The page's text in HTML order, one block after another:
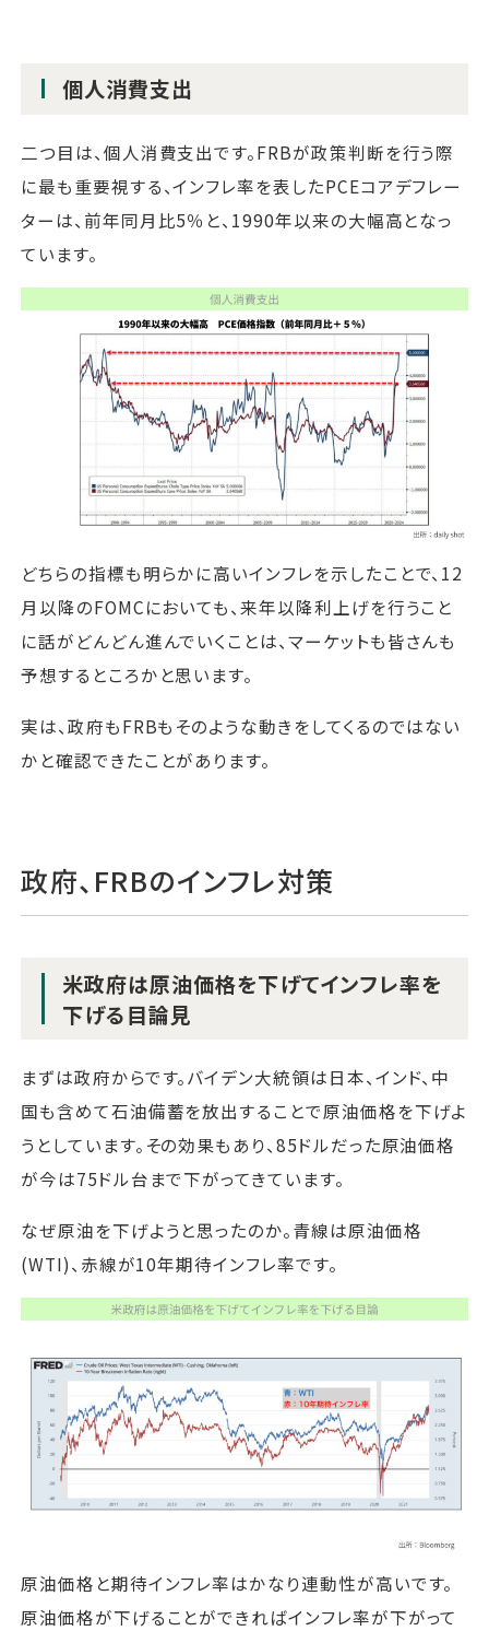
個人消費支出
二つ目は、個人消費支出です。FRBが政策判断を行う際
に最も重要視する、インフレ率を表したPCEコアデフレー
ターは、前年同月比5％と、1990年以来の大幅高となっ
ています。
どちらの指標も明らかに高いインフレを示したことで、12
月以降のFOMCにおいても、来年以降利上げを行うこと
に話がどんどん進んでいくことは、マーケットも皆さんも
予想するところかと思います。
実は、政府もFRBもそのような動きをしてくるのではない
かと確認できたことがあります。
政府、FRBのインフレ対策
米政府は原油価格を下げてインフレ率を
下げる目論見
まずは政府からです。バイデン大統領は日本、インド、中
国も含めて石油備蓄を放出することで原油価格を下げよ
うとしています。その効果もあり、85ドルだった原油価格
が今は75ドル台まで下がってきています。
なぜ原油を下げようと思ったのか。青線は原油価格
(WTI)、赤線が10年期待インフレ率です。
原油価格と期待インフレ率はかなり連動性が高いです。
原油価格が下げることができればインフレ率が下がって